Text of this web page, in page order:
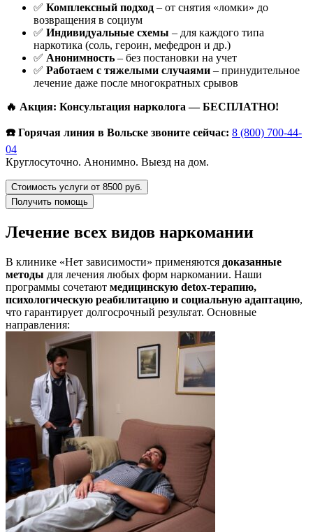
✅ Комплексный подход – от снятия «ломки» до
возвращения в социум
✅ Индивидуальные схемы – для каждого типа
наркотика (соль, героин, мефедрон и др.)
✅ Анонимность – без постановки на учет
✅ Работаем с тяжелыми случаями – принудительное
лечение даже после многократных срывов
🔥 Акция: Консультация нарколога — БЕСПЛАТНО!
☎️ Горячая линия в Вольске звоните сейчас: 8 (800) 700-44-
04
Круглосуточно. Анонимно. Выезд на дом.
Стоимость услуги от 8500 руб.
Получить помощь
Лечение всех видов наркомании
В клинике «Нет зависимости» применяются доказанные
методы для лечения любых форм наркомании. Наши
программы сочетают медицинскую detox-терапию,
психологическую реабилитацию и социальную адаптацию,
что гарантирует долгосрочный результат. Основные
направления: